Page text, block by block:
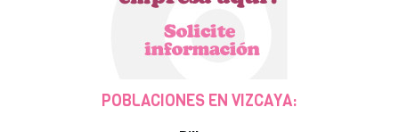
POBLACIONES EN VIZCAYA: